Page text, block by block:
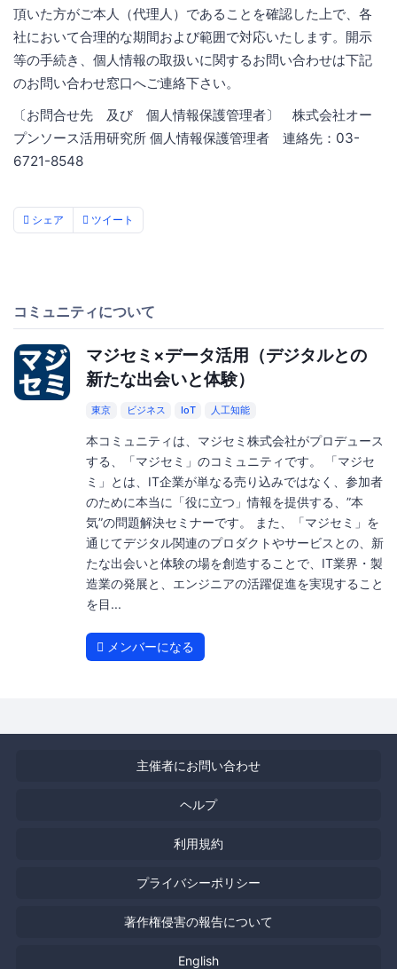
頂いた方がご本人（代理人）であることを確認した上で、各
社において合理的な期間および範囲で対応いたします。開示
等の手続き、個人情報の取扱いに関するお問い合わせは下記
のお問い合わせ窓口へご連絡下さい。
〔お問合せ先 及び 個人情報保護管理者〕 株式会社オー
プンソース活用研究所 個人情報保護管理者 連絡先：03-
6721-8548
シェア ツイート
コミュニティについて
マジセミ×データ活用（デジタルとの
新たな出会いと体験）
東京 ビジネス IoT 人工知能
本コミュニティは、マジセミ株式会社がプロデュース
する、「マジセミ」のコミュニティです。 「マジセ
ミ」とは、IT企業が単なる売り込みではなく、参加者
のために本当に「役に立つ」情報を提供する、”本
気”の問題解決セミナーです。 また、「マジセミ」を
通じてデジタル関連のプロダクトやサービスとの、新
たな出会いと体験の場を創造することで、IT業界・製
造業の発展と、エンジニアの活躍促進を実現すること
を目...
メンバーになる
主催者にお問い合わせ
ヘルプ
利用規約
プライバシーポリシー
著作権侵害の報告について
English